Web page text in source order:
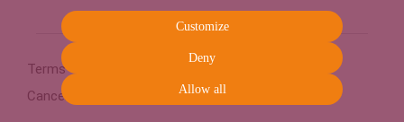
Terms
Cancel subscription
Cancel order
Customize
Deny
Allow all